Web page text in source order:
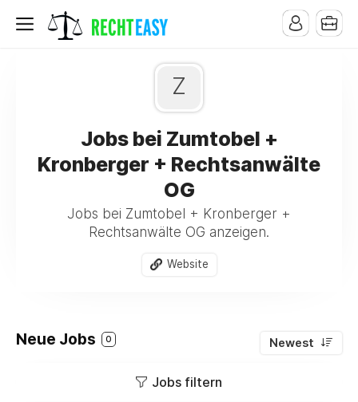
Z
Jobs bei Zumtobel +
Kronberger + Rechtsanwälte
OG
Jobs bei Zumtobel + Kronberger +
Rechtsanwälte OG anzeigen.
Website
Neue Jobs 0 Newest
Jobs filtern